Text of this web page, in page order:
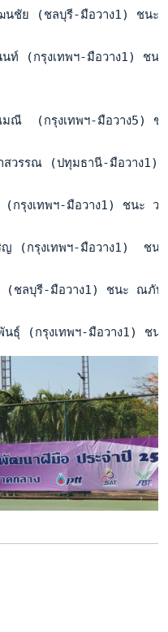
ชัย (ชลบุรี-มือวาง1) ชนะ
ท์ (กรุงเทพฯ-มือวาง1) ช
ณี  (กรุงเทพฯ-มือวาง5)
รรณ (ปทุมธานี-มือวาง1)
กรุงเทพฯ-มือวาง1) ชนะ
(กรุงเทพฯ-มือวาง1)
(ชลบุรี-มือวาง1) ชนะ ณภั
ธุ์ (กรุงเทพฯ-มือวาง1) ช